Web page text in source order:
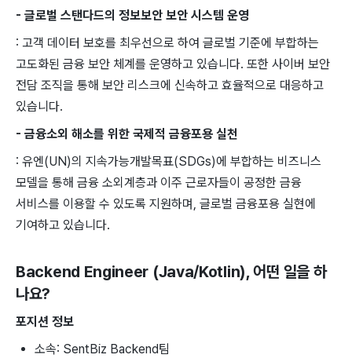
- 글로벌 스탠다드의 정보보안 보안 시스템 운영
: 고객 데이터 보호를 최우선으로 하여 글로벌 기준에 부합하는
고도화된 금융 보안 체계를 운영하고 있습니다. 또한 사이버 보안
전담 조직을 통해 보안 리스크에 신속하고 효율적으로 대응하고
있습니다.
- 금융소외 해소를 위한 국제적 금융포용 실천
: 유엔(UN)의 지속가능개발목표(SDGs)에 부합하는 비즈니스
모델을 통해 금융 소외계층과 이주 근로자들이 공정한 금융
서비스를 이용할 수 있도록 지원하며, 글로벌 금융포용 실현에
기여하고 있습니다.
Backend Engineer (Java/Kotlin), 어떤 일을 하
나요?
포지션 정보
소속: SentBiz Backend팀